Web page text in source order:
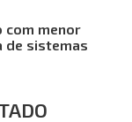
com menor
de sistemas